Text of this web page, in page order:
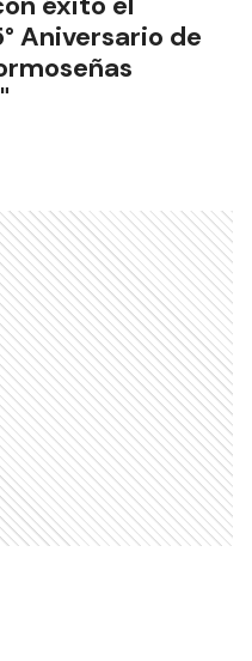
Aniversario de